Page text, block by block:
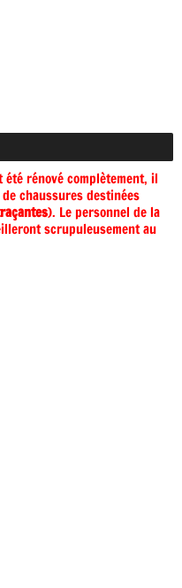
rénové complètement, il
chaussures destinées
). Le personnel de la
scrupuleusement au